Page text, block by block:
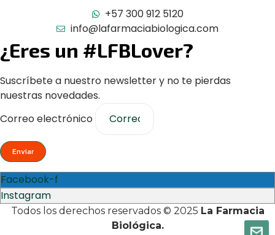
+57 300 912 5120
info@lafarmaciabiologica.com
¿Eres un #LFBLover?
Suscríbete a nuestro newsletter y no te pierdas
nuestras novedades.
Correo electrónico
Enviar
Facebook-f
Instagram
Todos los derechos reservados © 2025 La Farmacia
Biológica.